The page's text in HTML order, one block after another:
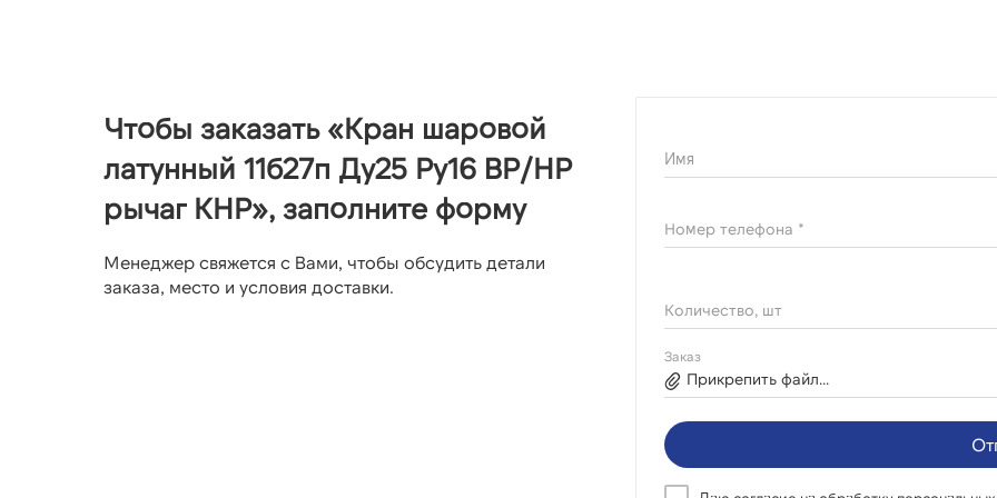
Чтобы заказать «Кран шаровой
латунный 11б27п Ду25 Ру16 ВР/НР
рычаг КНР», заполните форму
Менеджер свяжется с Вами, чтобы обсудить детали
заказа, место и условия доставки.
Имя
Номер телефона *
Количество, шт
Заказ
Прикрепить файл...